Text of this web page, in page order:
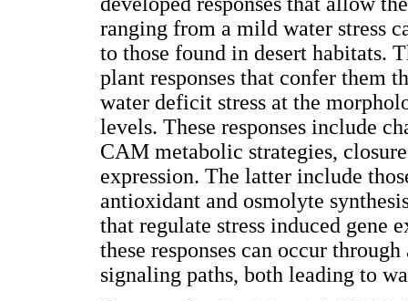
ranging from a mild water stress
to those found in desert habitats.
plant responses that confer them
water deficit stress at the
levels. These responses include
CAM metabolic strategies,
expression. The latter include
antioxidant and osmolyte
that regulate stress induced gene
these responses can occur
signaling paths, both leading to